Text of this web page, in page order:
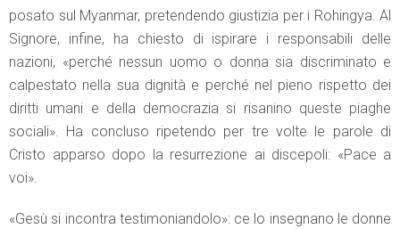
posato sul Myanmar, pretendendo giustizia per i Rohingya. Al
Signore, infine, ha chiesto di ispirare i responsabili delle
nazioni, «perché nessun uomo o donna sia discriminato e
calpestato nella sua dignità e perché nel pieno rispetto dei
diritti umani e della democrazia si risanino queste piaghe
sociali». Ha concluso ripetendo per tre volte le parole di
Cristo apparso dopo la resurrezione ai discepoli: «Pace a
voi».
«Gesù si incontra testimoniandolo»: ce lo insegnano le donne